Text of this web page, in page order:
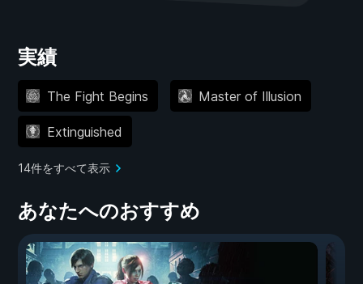
実績
The Fight Begins Master of Illusion
Extinguished
14件をすべて表示
あなたへのおすすめ